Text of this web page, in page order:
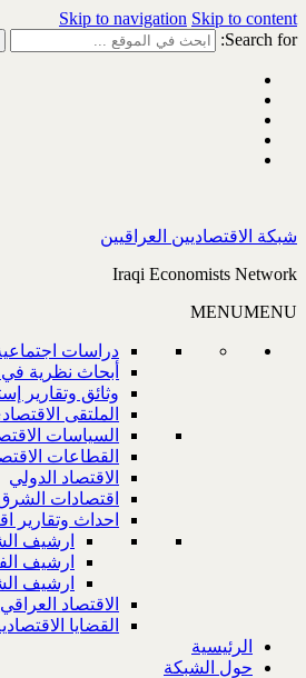
Skip to navigation Skip to content
Search for:
شبكة الاقتصاديين العراقيين
Iraqi Economists Network
MENUMENU
دراسات
أبحاث نظرية في
وثائق وتقارير
الملتقى
السياسات
القطاعات
الاقتصاد الدولي
اقتصادات
احداث وتقارير
ارشيف
ارشيف
ارشيف
الاقتصاد
القضايا
الرئيسية
حول الشبكة